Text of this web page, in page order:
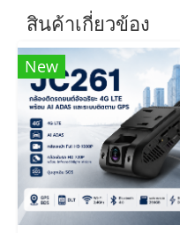
สินค้าเกี่ยวข้อง
New